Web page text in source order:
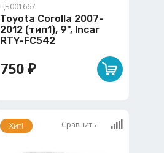
ЦБ001667
Toyota Corolla 2007-
2012 (тип1), 9", Incar
RTY-FC542
750 ₽
Хит! Сравнить